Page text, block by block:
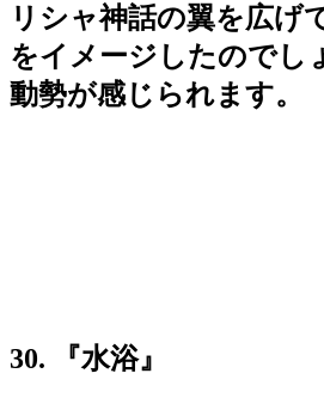
リシャ神話の翼を広げ
をイメージしたのでし
動勢が感じられます。
30. 『水浴』